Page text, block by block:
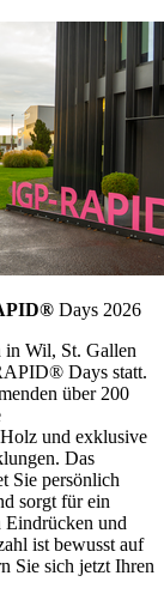
Days 2026
Wil, St. Gallen
Days statt.
über 200
und exklusive
Das
Sie persönlich
sorgt für ein
Eindrücken und
ist bewusst auf
Sie sich jetzt Ihren